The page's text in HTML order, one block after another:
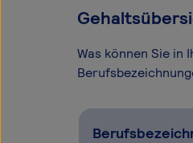
Was können Sie in